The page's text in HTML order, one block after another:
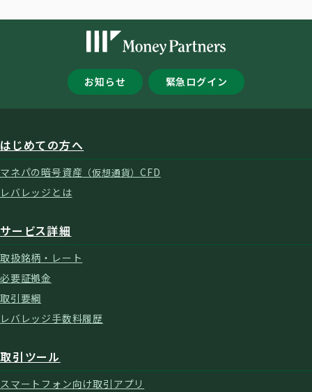
お知らせ 緊急ログイン
はじめての方へ
マネパの暗号資産 （仮想通貨）CFD
レバレッジとは
サービス詳細
取扱銘柄・レート
必要証拠金
取引要綱
レバレッジ手数料履歴
取引ツール
スマートフォン向け取引アプリ